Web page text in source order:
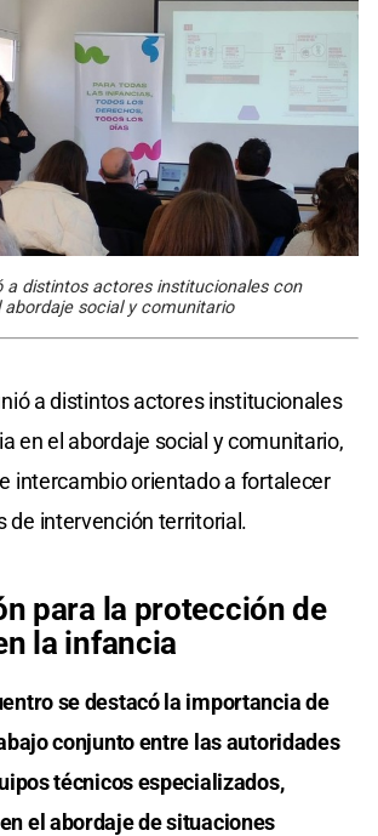
a distintos actores institucionales con
social y comunitario
a distintos actores institucionales
en el abordaje social y comunitario,
intercambio orientado a fortalecer
de intervención territorial.
para la protección de
la infancia
se destacó la importancia de
conjunto entre las autoridades
técnicos especializados,
el abordaje de situaciones